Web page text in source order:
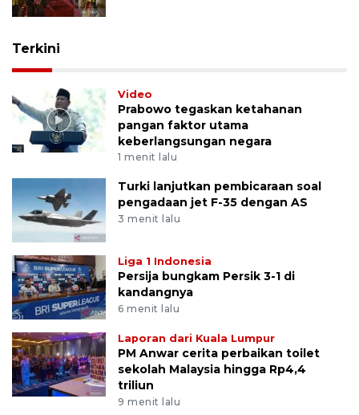
Terkini
Video
Prabowo tegaskan ketahanan
pangan faktor utama
keberlangsungan negara
1 menit lalu
Turki lanjutkan pembicaraan soal
pengadaan jet F-35 dengan AS
3 menit lalu
Liga 1 Indonesia
Persija bungkam Persik 3-1 di
kandangnya
6 menit lalu
Laporan dari Kuala Lumpur
PM Anwar cerita perbaikan toilet
sekolah Malaysia hingga Rp4,4
triliun
9 menit lalu